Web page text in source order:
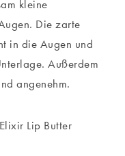
kleine
Die zarte
in die Augen und
Außerdem
angenehm.